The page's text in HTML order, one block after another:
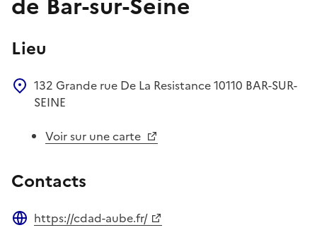
Lieu
132 Grande rue De La Resistance10110 BAR-SUR-
SEINE
Voir sur une carte
Contacts
https://cdad-aube.fr/